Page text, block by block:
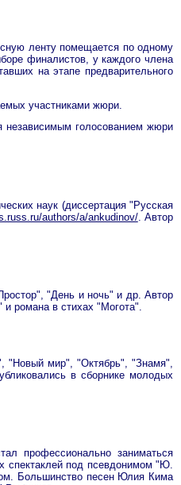
ленту помещается по одному
финалистов, у каждого члена
на этапе предварительного
участниками жюри.
независимым голосованием жюри
наук (диссертация "Русская
authors/a/ankudinov/. Автор
"День и ночь" и др. Автор
романа в стихах "Могота".
"Новый мир", "Октябрь", "Знамя",
в сборнике молодых
профессионально заниматься
спектаклей под псевдонимом "Ю.
Большинство песен Юлия Кима